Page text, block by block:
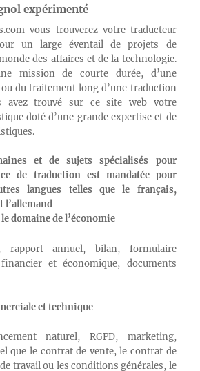
expérimenté
vous trouverez votre traducteur
un large éventail de projets de
des affaires et de la technologie.
mission de courte durée, d’une
du traitement long d’une traduction
avez trouvé sur ce site web votre
doté d’une grande expertise et de
et de sujets spécialisés pour
de traduction est mandatée pour
langues telles que le français,
l’allemand
domaine de l’économie
rapport annuel, bilan, formulaire
et économique, documents
et technique
naturel, RGPD, marketing,
que le contrat de vente, le contrat de
travail ou les conditions générales, le